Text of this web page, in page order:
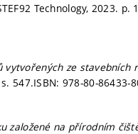
Technology, 2023. p.
ze stavebních
s. 547.ISBN: 978-80-86433-
založené na přírodním